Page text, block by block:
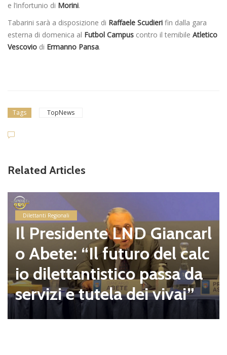
e l’infortunio di Morini.
Tabarini sarà a disposizione di Raffaele Scudieri fin dalla gara
esterna di domenica al Futbol Campus contro il temibile Atletico
Vescovio di Ermanno Pansa.
Tags TopNews
Related Articles
Dilettanti Regionali
Il Presidente LND Giancarl
o Abete: “Il futuro del calc
io dilettantistico passa da
servizi e tutela dei vivai”